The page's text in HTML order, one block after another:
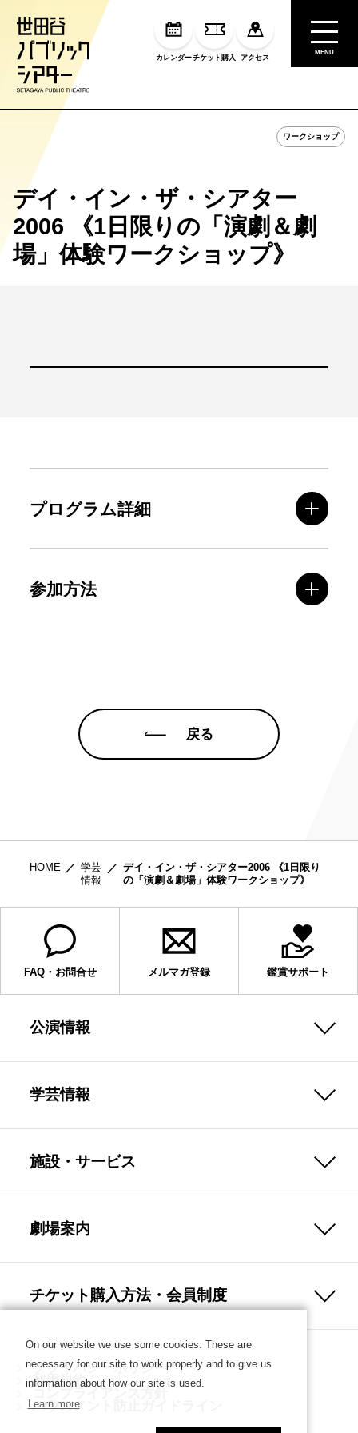
カレンダーチケット購入 アクセス
MENU
ワークショップ
デイ・イン・ザ・シアター
2006 《1日限りの「演劇＆劇
場」体験ワークショップ》
プログラム詳細
参加方法
戻る
HOME
学芸
情報
デイ・イン・ザ・シアター2006 《1日限り
の「演劇＆劇場」体験ワークショップ》
FAQ・お問合せ メルマガ登録 鑑賞サポート
公演情報
学芸情報
施設・サービス
劇場案内
チケット購入方法・会員制度
プライバシーポリシー
利用規約
ハラスメント防止ガイドライン
On our website we use some cookies. These are
necessary for our site to work properly and to give us
information about how our site is used.
Learn more